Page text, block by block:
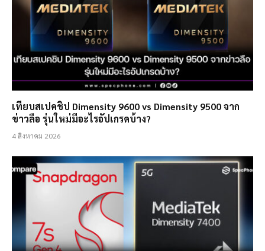
เทียบสเปคชิป Dimensity 9600 vs Dimensity 9500 จาก
ข่าวลือ รุ่นใหม่มีอะไรอัปเกรดบ้าง?
4 สิงหาคม 2026